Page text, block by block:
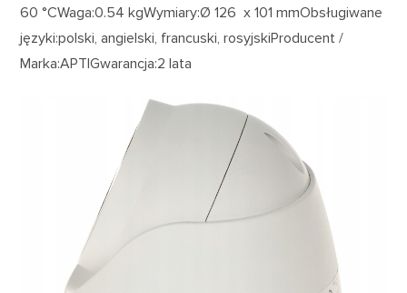
60 °CWaga:0.54 kgWymiary:Ø 126 x 101 mmObsługiwane
języki:polski, angielski, francuski, rosyjskiProducent /
Marka:APTIGwarancja:2 lata